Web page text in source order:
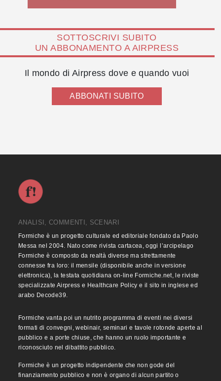
SOTTOSCRIVI SUBITO
UN ABBONAMENTO A AIRPRESS
Il mondo di Airpress dove e quando vuoi
ABBONATI SUBITO
ANALISI, COMMENTI, SCENARI
Formiche è un progetto culturale ed editoriale fondato da Paolo
Messa nel 2004. Nato come rivista cartacea, oggi l’arcipelago
Formiche è composto da realtà diverse ma strettamente
connesse fra loro: il mensile (disponibile anche in versione
elettronica), la testata quotidiana on-line Formiche.net, le riviste
specializzate Airpress e Healthcare Policy e il sito in inglese ed
arabo Decode39.
Formiche vanta poi un nutrito programma di eventi nei diversi
formati di convegni, webinair, seminari e tavole rotonde aperte al
pubblico e a porte chiuse, che hanno un ruolo importante e
riconosciuto nel dibattito pubblico.
Formiche è un progetto indipendente che non gode del
finanziamento pubblico e non è organo di alcun partito o